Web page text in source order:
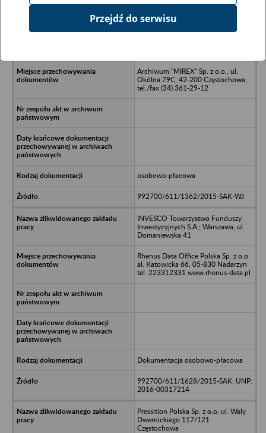
Fundacja Integracji Zawodowej
Archiwum "MIREX" Sp. z o.o., ul.
Okólna 79C, 42-200 Częstochowa,
tel./fax (34) 361-29-12
osobowo-płacowa
992700/611/1362/2015-SAK-WJ
INVESCO Towarzystwo Funduszy
Inwestycyjnych S.A.; Warszawa, ul.
Domaniewska 41
Rhenus Data Office Polska Sp. z o.o.
al. Katowicka 66, 05-830 Nadarzyn
tel. 223312331 www.rhenus-data.pl
Dokumentacja osobowo-płacowa
992700/611/1628/2015-SAK; UNP:
2016-00317214
Pressition Polska Sp. z o.o. ul. Waly
Dwernickiego 117/121
Częstochowa
Przejdź do serwisu